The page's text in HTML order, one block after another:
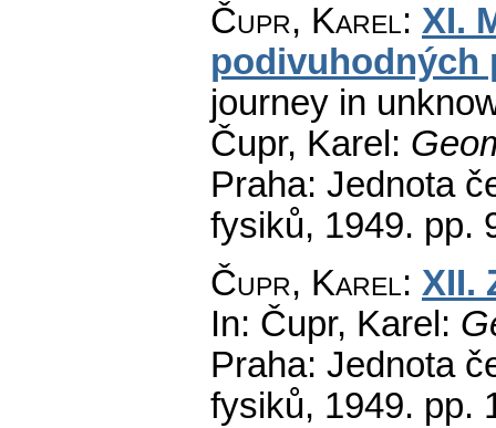
Čupr, Karel: XI.
podivuhodných
journey in
Čupr, Karel:
Praha: Jednota
fysiků, 1949. pp.
Čupr, Karel: XII.
In: Čupr, Karel:
Praha: Jednota
fysiků, 1949. pp.